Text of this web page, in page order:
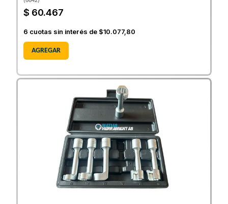
$ 60.467
6 cuotas sin interés de $10.077,80
AGREGAR